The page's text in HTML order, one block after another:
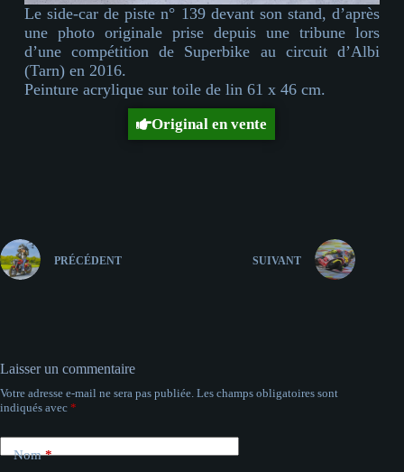
Le side-car de piste n° 139 devant son stand, d’après
une photo originale prise depuis une tribune lors
d’une compétition de Superbike au circuit d’Albi
(Tarn) en 2016.
Peinture acrylique sur toile de lin 61 x 46 cm.
Original en vente
PRÉCÉDENT SUIVANT
Laisser un commentaire
Votre adresse e-mail ne sera pas publiée. Les champs obligatoires sont
indiqués avec *
Nom*